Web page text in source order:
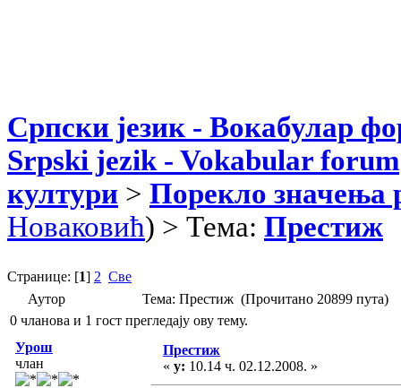
Српски језик - Вокабулар
Srpski jezik - Vokabular forum
култури > Порекло значења
Новаковић) > Тема: Престиж
Странице: [1] 2 Све
Аутор
Тема: Престиж (Прочитано 20899 пута)
0 чланова и 1 гост прегледају ову тему.
Урош
члан
Престиж
« у: 10.14 ч. 02.12.2008. »